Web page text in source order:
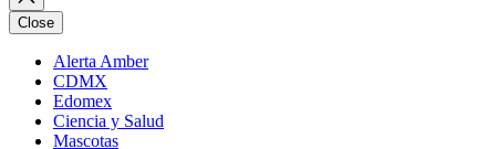
Close
Alerta Amber
CDMX
Edomex
Ciencia y Salud
Mascotas